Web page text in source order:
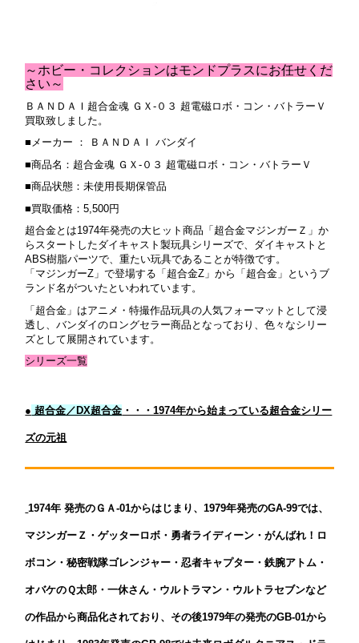
～ホビー・コレクションはモンドプラスにお任せくだ
さい～
ＢＡＮＤＡＩ超合金魂 ＧＸ-０３ 超電磁ロボ・コン・バトラーＶ
買取致しました。
■メーカー ： ＢＡＮＤＡＩ バンダイ
■商品名：超合金魂 ＧＸ-０３ 超電磁ロボ・コン・バトラーＶ
■商品状態：未使用長期保管品
■買取価格：5,500円
超合金とは1974年発売の大ヒット商品「超合金マジンガーＺ」か
らスタートしたダイキャスト製玩具シリーズで、 ダイキャストと
ABS樹脂パーツで、重たい玩具であることが特徴です。
「マジンガーZ」で登場する「超合金Z」から「超合金」というブ
ランド名がついたといわれています。
「超合金」はアニメ・特撮作品玩具の人気フォーマットとして浸
透し、バンダイのロングセラー商品となっており、色々なシリー
ズとして展開されています。
シリーズ一覧
● 超合金／DX超合金 ・・・1974年から始まっている超合金シリー
ズの元祖
1974年 発売のＧＡ-01からはじまり、1979年発売のGA-99では、
マジンガーＺ・ゲッターロボ・勇者ライディーン・がんばれ！ロ
ボコン・秘密戦隊ゴレンジャー・忍者キャプター・鉄腕アトム・
オバケのＱ太郎・一休さん・ウルトラマン・ウルトラセブンなど
の作品から商品化されており、 その後1979年の発売のGB-01から